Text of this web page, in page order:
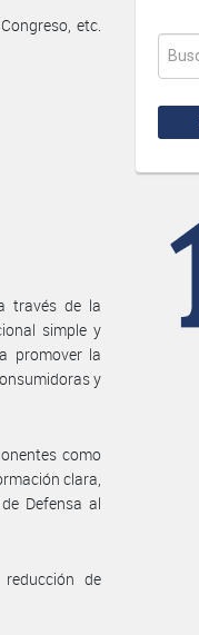
etc.
través de la
simple y
promover la
y
como
clara,
Defensa al
de